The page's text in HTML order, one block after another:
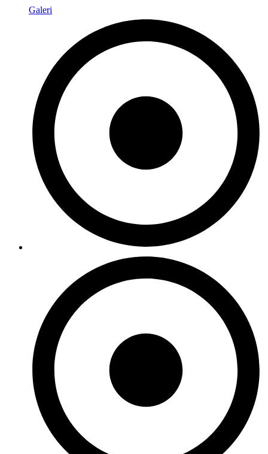
Galeri